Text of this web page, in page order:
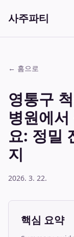
사주파티
← 홈으로
영통구
병원에
요: 정밀
지
2026. 3. 22.
핵심 요약